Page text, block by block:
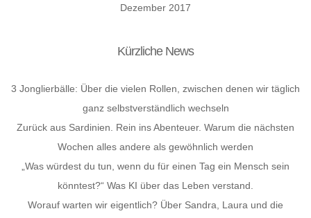
Dezember 2017
Kürzliche News
3 Jonglierbälle: Über die vielen Rollen, zwischen denen wir täglich
ganz selbstverständlich wechseln
Zurück aus Sardinien. Rein ins Abenteuer. Warum die nächsten
Wochen alles andere als gewöhnlich werden
„Was würdest du tun, wenn du für einen Tag ein Mensch sein
könntest?“ Was KI über das Leben verstand.
Worauf warten wir eigentlich? Über Sandra, Laura und die